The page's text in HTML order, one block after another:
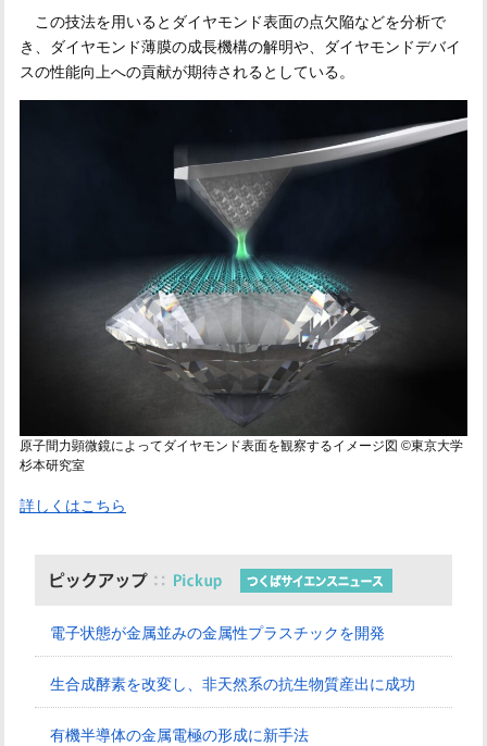
この技法を用いるとダイヤモンド表面の点欠陥などを分析で
き、ダイヤモンド薄膜の成長機構の解明や、ダイヤモンドデバイ
スの性能向上への貢献が期待されるとしている。
原子間力顕微鏡によってダイヤモンド表面を観察するイメージ図 ©東京大学
杉本研究室
詳しくはこちら
電子状態が金属並みの金属性プラスチックを開発
生合成酵素を改変し、非天然系の抗生物質産出に成功
有機半導体の金属電極の形成に新手法